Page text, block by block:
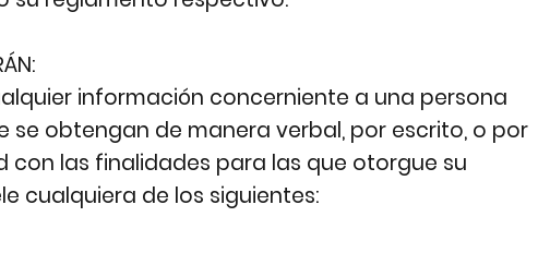
información concerniente a una persona
obtengan de manera verbal, por escrito, o por
las finalidades para las que otorgue su
cualquiera de los siguientes: